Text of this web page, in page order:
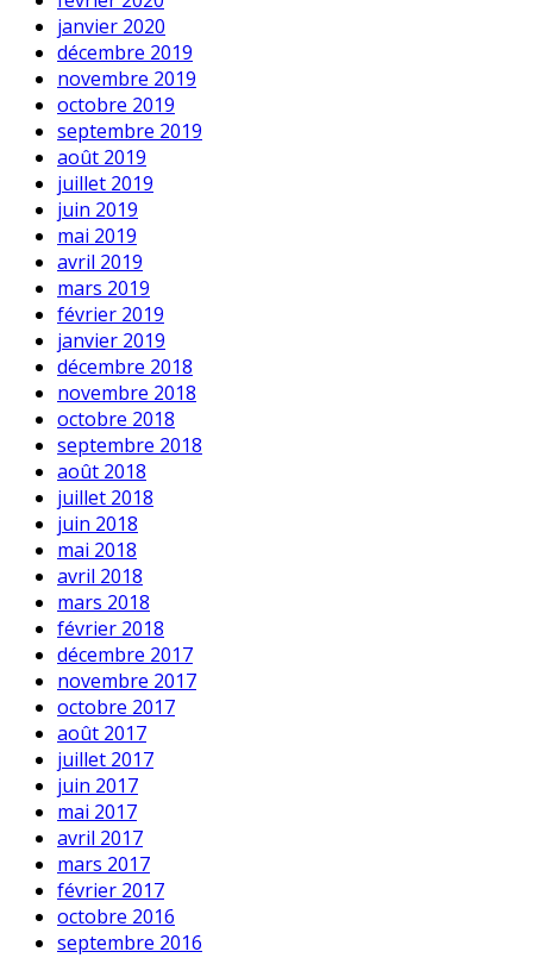
janvier 2020
décembre 2019
novembre 2019
octobre 2019
septembre 2019
août 2019
juillet 2019
juin 2019
mai 2019
avril 2019
mars 2019
février 2019
janvier 2019
décembre 2018
novembre 2018
octobre 2018
septembre 2018
août 2018
juillet 2018
juin 2018
mai 2018
avril 2018
mars 2018
février 2018
décembre 2017
novembre 2017
octobre 2017
août 2017
juillet 2017
juin 2017
mai 2017
avril 2017
mars 2017
février 2017
octobre 2016
septembre 2016